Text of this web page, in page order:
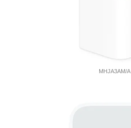
MHJA3AM/A